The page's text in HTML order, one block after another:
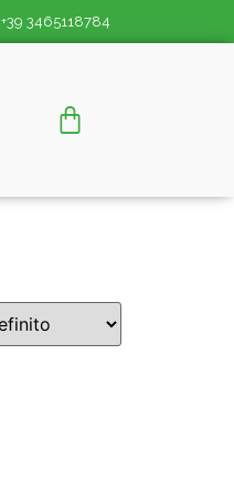
+39 3465118784